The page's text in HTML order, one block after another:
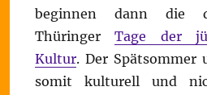
beginnen dann die
ThüringerTage der
Kultur. Der Spätsommer
somit kulturell und